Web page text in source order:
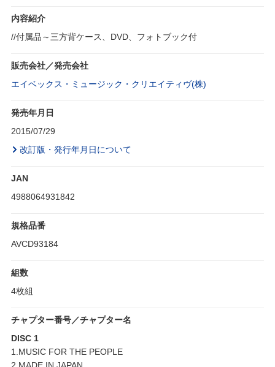
内容紹介
//付属品～三方背ケース、DVD、フォトブック付
販売会社／発売会社
エイベックス・ミュージック・クリエイティヴ(株)
発売年月日
2015/07/29
改訂版・発行年月日について
JAN
4988064931842
規格品番
AVCD93184
組数
4枚組
チャプター番号／チャプター名
DISC 1
1.MUSIC FOR THE PEOPLE